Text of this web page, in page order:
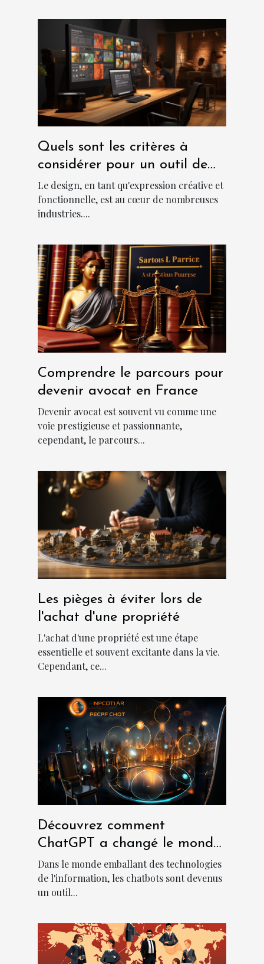
Quels sont les critères à
considérer pour un outil de
design abordable et
performant?
Le design, en tant qu'expression créative et
fonctionnelle, est au cœur de nombreuses
industries....
Comprendre le parcours pour
devenir avocat en France
Devenir avocat est souvent vu comme une
voie prestigieuse et passionnante,
cependant, le parcours...
Les pièges à éviter lors de
l'achat d'une propriété
L'achat d'une propriété est une étape
essentielle et souvent excitante dans la vie.
Cependant, ce...
Découvrez comment
ChatGPT a changé le monde
des chatbots
Dans le monde emballant des technologies
de l'information, les chatbots sont devenus
un outil...